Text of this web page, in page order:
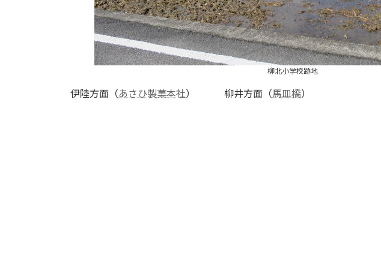
柳北小学校跡地
伊陸方面（あさひ製菓本社） 柳井方面（馬皿橋）